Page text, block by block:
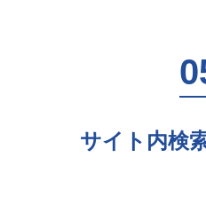
サイト内検